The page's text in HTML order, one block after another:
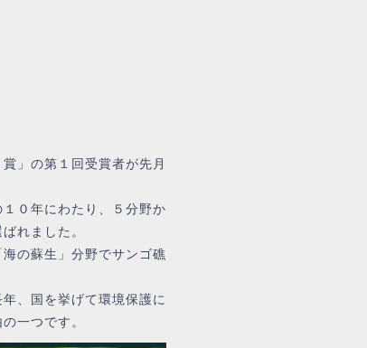
」の第１回受賞者が先月
０年にわたり、５分野か
れました。
の蘇生」分野でサンゴ礁
、国を挙げて環境保護に
一つです。